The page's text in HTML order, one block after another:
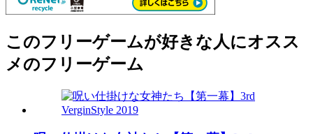
このフリーゲームが好きな人にオスス
メのフリーゲーム